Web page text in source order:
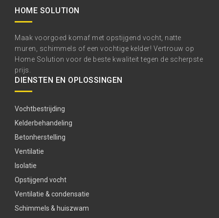
HOME SOLUTION
Maak voorgoed komaf met opstijgend vocht, natte
muren, schimmels of een vochtige kelder! Vertrouw op
Home Solution voor de beste kwaliteit tegen de scherpste
prijs.
DIENSTEN EN OPLOSSINGEN
Vochtbestrijding
Kelderbehandeling
Betonherstelling
Ventilatie
Isolatie
Opstijgend vocht
Ventilatie & condensatie
Schimmels & huiszwam